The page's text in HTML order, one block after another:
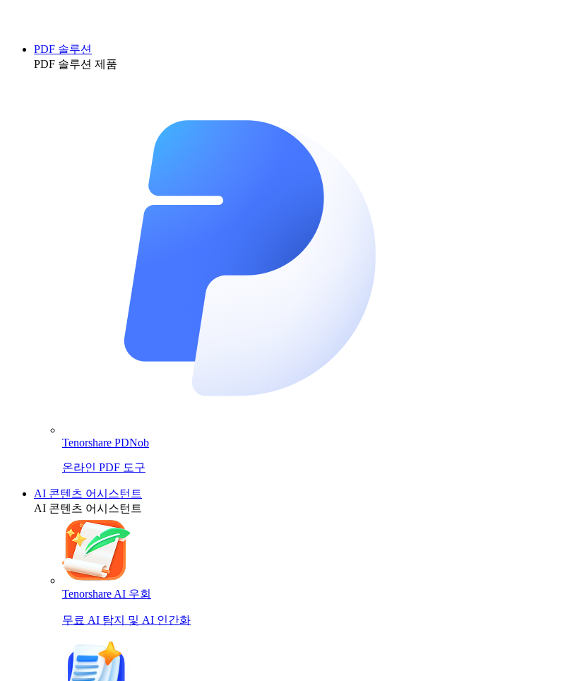
PDF 솔루션
PDF 솔루션 제품
Tenorshare PDNob
온라인 PDF 도구
AI 콘텐츠 어시스턴트
AI 콘텐츠 어시스턴트
Tenorshare AI 우회
무료 AI 탐지 및 AI 인간화